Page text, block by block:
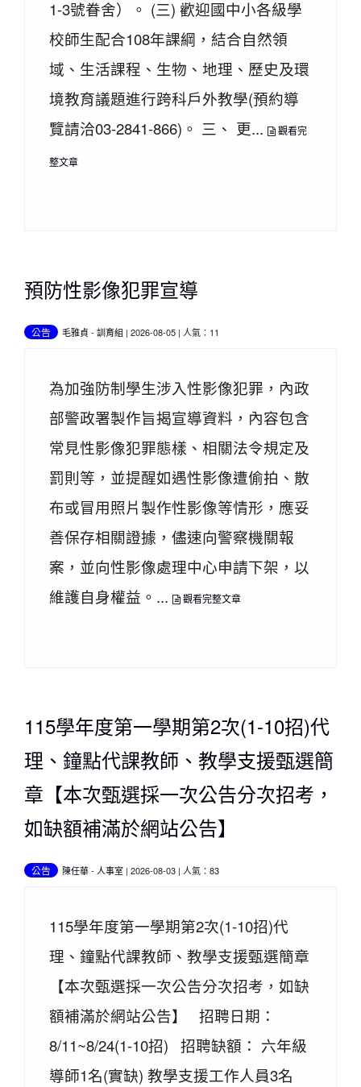
1-3號眷舍）。 (三) 歡迎國中小各級學
校師生配合108年課綱，結合自然領
域、生活課程、生物、地理、歷史及環
境教育議題進行跨科戶外教學(預約導
覽請洽03-2841-866)。 三、 更...
觀看完
整文章
預防性影像犯罪宣導
公告 毛雅貞 - 訓育組 | 2026-08-05 | 人氣：11
為加強防制學生涉入性影像犯罪，內政
部警政署製作旨揭宣導資料，內容包含
常見性影像犯罪態樣、相關法令規定及
罰則等，並提醒如遇性影像遭偷拍、散
布或冒用照片製作性影像等情形，應妥
善保存相關證據，儘速向警察機關報
案，並向性影像處理中心申請下架，以
維護自身權益。...
觀看完整文章
115學年度第一學期第2次(1-10招)代
理、鐘點代課教師、教學支援甄選簡
章【本次甄選採一次公告分次招考，
如缺額補滿於網站公告】
公告 陳任華- 人事室 | 2026-08-03 | 人氣：83
115學年度第一學期第2次(1-10招)代
理、鐘點代課教師、教學支援甄選簡章
【本次甄選採一次公告分次招考，如缺
額補滿於網站公告】 招聘日期：
8/11~8/24(1-10招) 招聘缺額： 六年級
導師1名(實缺) 教學支援工作人員3名